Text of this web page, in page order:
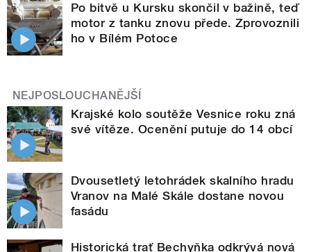
Po bitvě u Kursku skončil v bažině, teď
motor z tanku znovu přede. Zprovoznili
ho v Bílém Potoce
NEJPOSLOUCHANĚJŠÍ
Krajské kolo soutěže Vesnice roku zná
své vítěze. Ocenění putuje do 14 obcí
Dvousetletý letohrádek skalního hradu
Vranov na Malé Skále dostane novou
fasádu
Historická trať Bechyňka odkrývá nová